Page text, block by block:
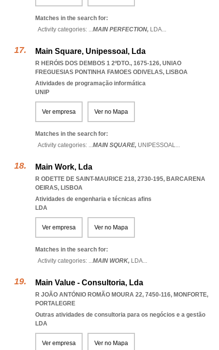
Matches in the search for:
Activity categories: ...MAIN PERFECTION, LDA...
Main Square, Unipessoal, Lda
R HERÓIS DOS DEMBOS 1 2ºDTO., 1675-126, UNIAO
FREGUESIAS PONTINHA FAMOES ODIVELAS, LISBOA
Atividades de programação informática
UNIP
Ver empresa Ver no Mapa
Matches in the search for:
Activity categories: ...MAIN SQUARE, UNIPESSOAL...
Main Work, Lda
R ODETTE DE SAINT-MAURICE 218, 2730-195, BARCARENA
OEIRAS, LISBOA
Atividades de engenharia e técnicas afins
LDA
Ver empresa Ver no Mapa
Matches in the search for:
Activity categories: ...MAIN WORK, LDA...
Main Value - Consultoria, Lda
R JOÃO ANTÓNIO ROMÃO MOURA 22, 7450-116, MONFORTE,
PORTALEGRE
Outras atividades de consultoria para os negócios e a gestão
LDA
Ver empresa Ver no Mapa